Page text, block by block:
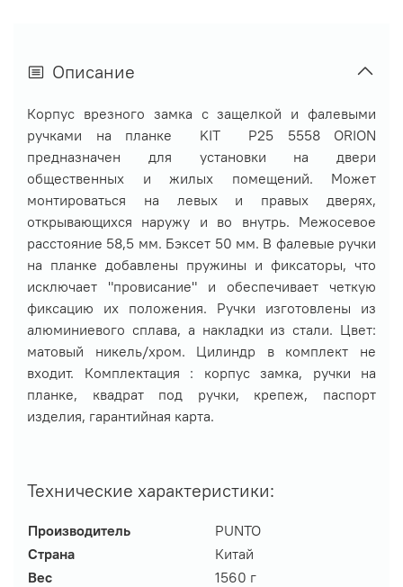
Описание
Корпус врезного замка с защелкой и фалевыми
ручками на планке KIT P25 5558 ORION
предназначен для установки на двери
общественных и жилых помещений. Может
монтироваться на левых и правых дверях,
открывающихся наружу и во внутрь. Межосевое
расстояние 58,5 мм. Бэксет 50 мм. В фалевые ручки
на планке добавлены пружины и фиксаторы, что
исключает "провисание" и обеспечивает четкую
фиксацию их положения. Ручки изготовлены из
алюминиевого сплава, а накладки из стали. Цвет:
матовый никель/хром. Цилиндр в комплект не
входит. Комплектация : корпус замка, ручки на
планке, квадрат под ручки, крепеж, паспорт
изделия, гарантийная карта.
Технические характеристики:
Производитель
PUNTO
Страна
Китай
Вес
1560 г